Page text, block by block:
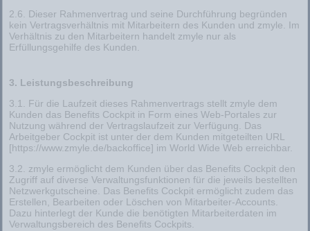
2.6. Dieser Rahmenvertrag und seine Durchführung begründen
kein Vertragsverhältnis mit Mitarbeitern des Kunden und zmyle. Im
Verhältnis zu den Mitarbeitern handelt zmyle nur als
Erfüllungsgehilfe des Kunden.
3. Leistungsbeschreibung
3.1. Für die Laufzeit dieses Rahmenvertrags stellt zmyle dem
Kunden das Benefits Cockpit in Form eines Web-Portales zur
Nutzung während der Vertragslaufzeit zur Verfügung. Das
Arbeitgeber Cockpit ist unter der dem Kunden mitgeteilten URL
[https://www.zmyle.de/backoffice] im World Wide Web erreichbar.
3.2. zmyle ermöglicht dem Kunden über das Benefits Cockpit den
Zugriff auf diverse Verwaltungsfunktionen für die jeweils bestellten
Netzwerkgutscheine. Das Benefits Cockpit ermöglicht zudem das
Erstellen, Bearbeiten oder Löschen von Mitarbeiter-Accounts.
Dazu hinterlegt der Kunde die benötigten Mitarbeiterdaten im
Verwaltungsbereich des Benefits Cockpits.